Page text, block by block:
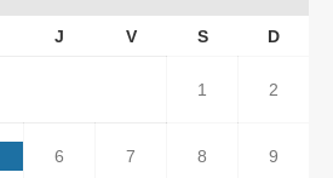
J V S D
1 2
6 7 8 9